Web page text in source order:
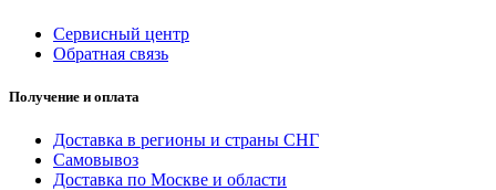
Сервисный центр
Обратная связь
Получение и оплата
Доставка в регионы и страны СНГ
Самовывоз
Доставка по Москве и области